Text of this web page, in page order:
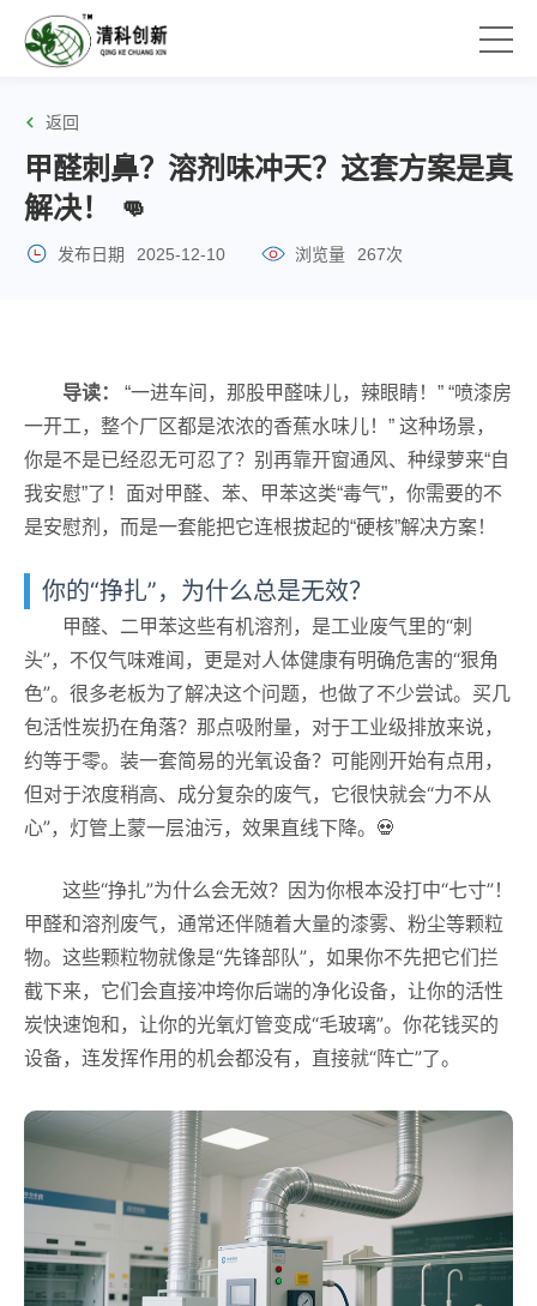
返回
甲醛刺鼻？溶剂味冲天？这套方案是真
解决！ 👊
发布日期 2025-12-10 浏览量 267次
导读：
“一进车间，那股甲醛味儿，辣眼睛！” “喷漆房
一开工，整个厂区都是浓浓的香蕉水味儿！” 这种场景，
你是不是已经忍无可忍了？别再靠开窗通风、种绿萝来“自
我安慰”了！面对甲醛、苯、甲苯这类“毒气”，你需要的不
是安慰剂，而是一套能把它连根拔起的“硬核”解决方案！
你的“挣扎”，为什么总是无效？
甲醛、二甲苯这些有机溶剂，是工业废气里的“刺
头”，不仅气味难闻，更是对人体健康有明确危害的“狠角
色”。很多老板为了解决这个问题，也做了不少尝试。买几
包活性炭扔在角落？那点吸附量，对于工业级排放来说，
约等于零。装一套简易的光氧设备？可能刚开始有点用，
但对于浓度稍高、成分复杂的废气，它很快就会“力不从
心”，灯管上蒙一层油污，效果直线下降。💀
这些“挣扎”为什么会无效？因为你根本没打中“七寸”！
甲醛和溶剂废气，通常还伴随着大量的漆雾、粉尘等颗粒
物。这些颗粒物就像是“先锋部队”，如果你不先把它们拦
截下来，它们会直接冲垮你后端的净化设备，让你的活性
炭快速饱和，让你的光氧灯管变成“毛玻璃”。你花钱买的
设备，连发挥作用的机会都没有，直接就“阵亡”了。